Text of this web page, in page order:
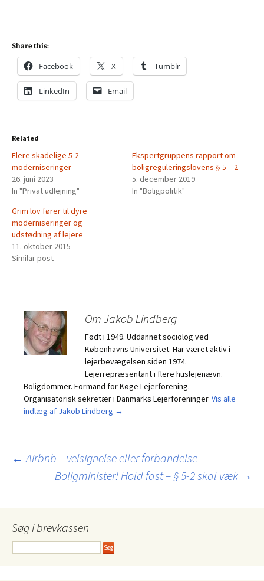
Share this:
Facebook X Tumblr
LinkedIn Email
Related
Flere skadelige 5-2-
moderniseringer
26. juni 2023
In "Privat udlejning"
Ekspertgruppens rapport om
boligreguleringslovens § 5 – 2
5. december 2019
In "Boligpolitik"
Grim lov fører til dyre
moderniseringer og
udstødning af lejere
11. oktober 2015
Similar post
Om Jakob Lindberg
Født i 1949. Uddannet sociolog ved
Københavns Universitet. Har været aktiv i
lejerbevægelsen siden 1974.
Lejerrepræsentant i flere huslejenævn.
Boligdommer. Formand for Køge Lejerforening.
Organisatorisk sekretær i Danmarks Lejerforeninger Vis alle
indlæg af Jakob Lindberg →
Indlægsnavigation
← Airbnb – velsignelse eller forbandelse
Boligminister! Hold fast – § 5-2 skal væk →
Søg i brevkassen